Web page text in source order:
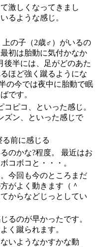
激しくなってきまし
るような感じ。
上の子（2歳♂）がいるの
初は胎動に気付かなか
後半には、足がどのあた
ほど強く蹴るようにな
の今では夜中に胎動で眠
です。
ピコ、といった感じ。
ズン、といった感じで
前に感じる
のかな?程度。 最近はお
コボコと・・・。
今回も今のところまだ
がよく動きます（＾
からなどじっとしてい
るのが早かったです。
く蹴られます。
いようなかすかな動